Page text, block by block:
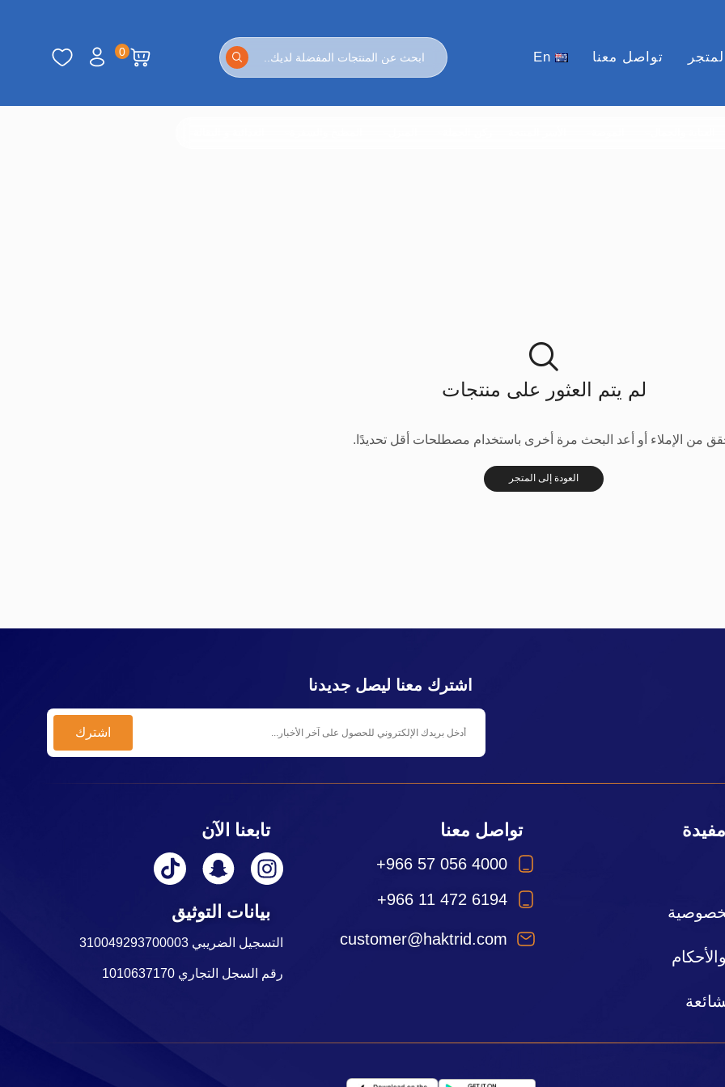
تواصل معنا En
0
لم يتم العثور على منتجات
من الإملاء أو أعد البحث مرة أخرى باستخدام مصطلحات أقل تحديدًا.
العودة إلى المتجر
اشترك معنا ليصل جديدنا
تواصل معنا
+966 57 056 4000
+966 11 472 6194
customer@haktrid.com
تابعنا الآن
بيانات التوثيق
التسجيل الضريبي 310049293700003
رقم السجل التجاري 1010637170